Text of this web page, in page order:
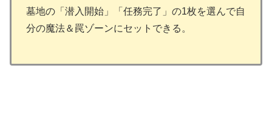
墓地の「潜入開始」「任務完了」の1枚を選んで自
分の魔法＆罠ゾーンにセットできる。